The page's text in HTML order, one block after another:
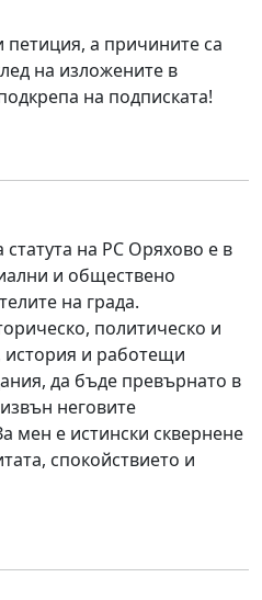
а причините са
на изложените в
на подписката!
на РС Оряхово е в
и обществено
на града.
политическо и
и работещи
да бъде превърнато в
неговите
мен е истински сквернене
спокойствието и